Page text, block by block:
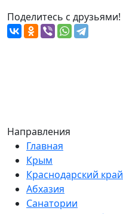
Поделитесь с друзьями!
Направления
Главная
Крым
Краснодарский край
Абхазия
Санатории